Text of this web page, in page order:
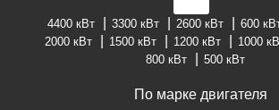
4400 кВт 3300 кВт 2600 кВт 600
2000 кВт
1500 кВт 1200 кВт 1000
800 кВт
500 кВт
По марке двигателя